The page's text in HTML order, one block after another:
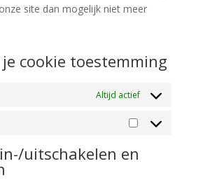
site dan mogelijk niet meer
cookie toestemming
Altijd actief
Marketing
uitschakelen en